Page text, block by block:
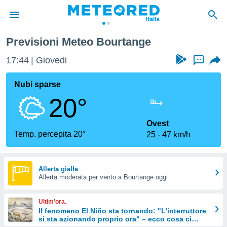
di
per
le
di
Web
le
Previsioni Meteo Bourtange
17:44 Giovedi ...
Nubi sparse
20°
Temp. percepita 20°
Ovest
25
47 km/h
Allerta gialla
Allerta moderata per vento a Bourtange oggi
Ultim'ora.
Il fenomeno El Niño sta tornando: "L'interruttore
si sta azionando proprio ora" – ecco cosa ci